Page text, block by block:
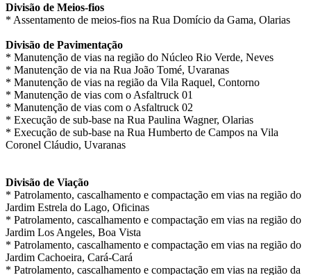
Divisão de Meios-fios
* Assentamento de meios-fios na Rua Domício da Gama, Olarias
Divisão de Pavimentação
* Manutenção de vias na região do Núcleo Rio Verde, Neves
* Manutenção de via na Rua João Tomé, Uvaranas
* Manutenção de vias na região da Vila Raquel, Contorno
* Manutenção de vias com o Asfaltruck 01
* Manutenção de vias com o Asfaltruck 02
* Execução de sub-base na Rua Paulina Wagner, Olarias
* Execução de sub-base na Rua Humberto de Campos na Vila
Coronel Cláudio, Uvaranas
Divisão de Viação
* Patrolamento, cascalhamento e compactação em vias na região do
Jardim Estrela do Lago, Oficinas
* Patrolamento, cascalhamento e compactação em vias na região do
Jardim Los Angeles, Boa Vista
* Patrolamento, cascalhamento e compactação em vias na região do
Jardim Cachoeira, Cará-Cará
* Patrolamento, cascalhamento e compactação em vias na região da